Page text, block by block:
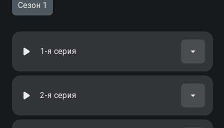
Сезон 1
1-я серия
2-я серия